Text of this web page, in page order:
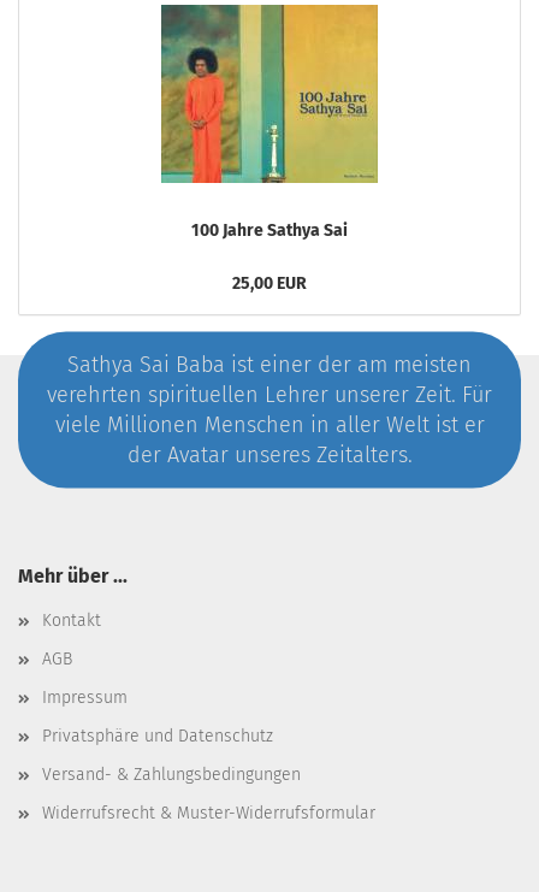
100 Jahre Sathya Sai
25,00 EUR
Sathya Sai Baba ist einer der am meisten
verehrten spirituellen Lehrer unserer Zeit. Für
viele Millionen Menschen in aller Welt ist er
der Avatar unseres Zeitalters.
Mehr über ...
Kontakt
AGB
Impressum
Privatsphäre und Datenschutz
Versand- & Zahlungsbedingungen
Widerrufsrecht & Muster-Widerrufsformular